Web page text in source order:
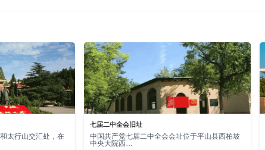
太行山交汇处，在
七届二中全会旧址
中国共产党七届二中全会会址位于平山县西柏坡
中央大院西…